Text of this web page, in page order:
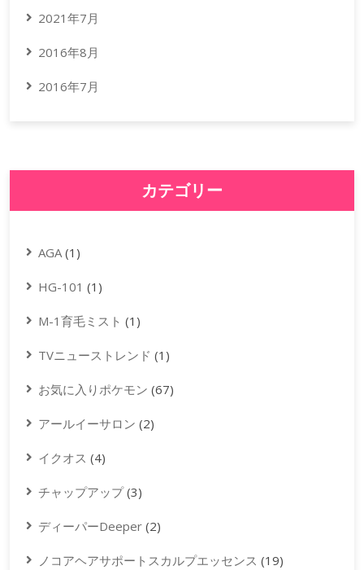
2021年7月
2016年8月
2016年7月
カテゴリー
AGA(1)
HG-101 (1)
M-1育毛ミスト (1)
TVニューストレンド (1)
お気に入りポケモン (67)
アールイーサロン (2)
イクオス (4)
チャップアップ(3)
ディーパーDeeper (2)
ノコアヘアサポートスカルプエッセンス (19)